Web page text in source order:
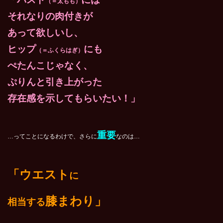
それなりの肉付きが
あって欲しいし、
ヒップ （＝ふくらはぎ） にも
ぺたんこじゃなく、
ぷりんと引き上がった
存在感を示してもらいたい！」
…ってことになるわけで、さらに重要なのは…
「ウエスト に
相当する膝まわり」